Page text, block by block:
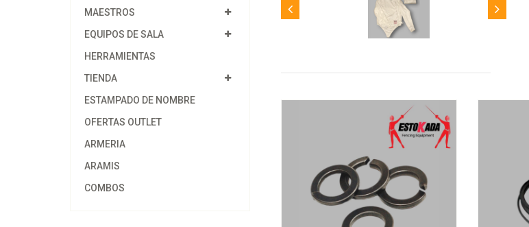
MAESTROS
EQUIPOS DE SALA
HERRAMIENTAS
TIENDA
ESTAMPADO DE NOMBRE
OFERTAS OUTLET
ARMERIA
ARAMIS
COMBOS